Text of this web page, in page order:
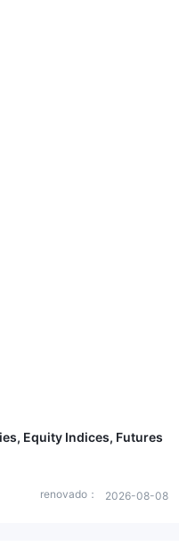
Equity Indices, Futures
renovado： 2026-08-08